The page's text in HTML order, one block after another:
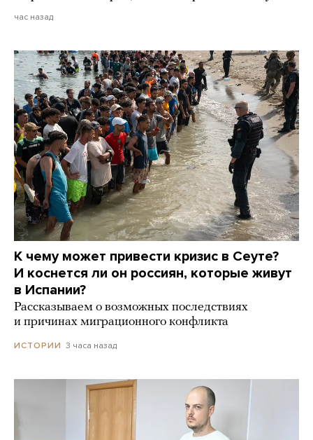
час назад
К чему может привести кризис в Сеуте?
И коснется ли он россиян, которые живут
в Испании?
Рассказываем о возможных последствиях
и причинах миграционного конфликта
ИСТОРИИ 3 часа назад